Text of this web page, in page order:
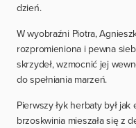
dzień.
W wyobraźni Piotra,
rozpromieniona i pewna
skrzydeł, wzmocnić jej
do spełniania marzeń.
Pierwszy łyk herbaty był
brzoskwinia mieszała się z